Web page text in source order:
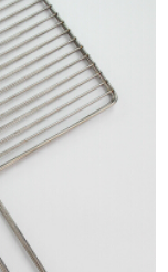
は蓋をして3-8人に適
します